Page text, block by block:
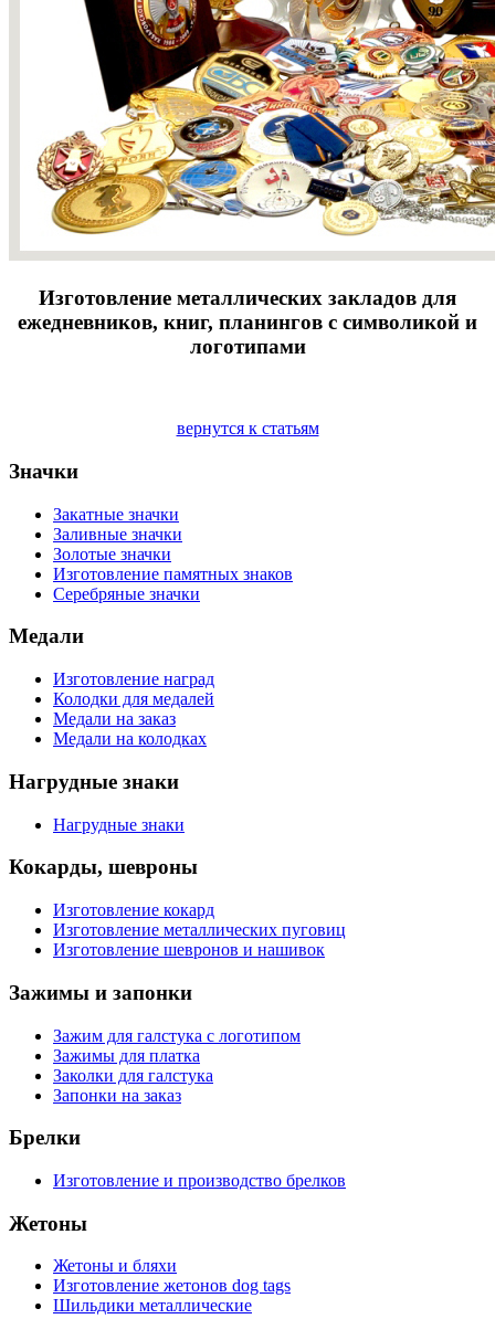
Изготовление металлических закладов для
ежедневников, книг, планингов с символикой и
логотипами
вернутся к статьям
Значки
Закатные значки
Заливные значки
Золотые значки
Изготовление памятных знаков
Серебряные значки
Медали
Изготовление наград
Колодки для медалей
Медали на заказ
Медали на колодках
Нагрудные знаки
Нагрудные знаки
Кокарды, шевроны
Изготовление кокард
Изготовление металлических пуговиц
Изготовление шевронов и нашивок
Зажимы и запонки
Зажим для галстука с логотипом
Зажимы для платка
Заколки для галстука
Запонки на заказ
Брелки
Изготовление и производство брелков
Жетоны
Жетоны и бляхи
Изготовление жетонов dog tags
Шильдики металлические